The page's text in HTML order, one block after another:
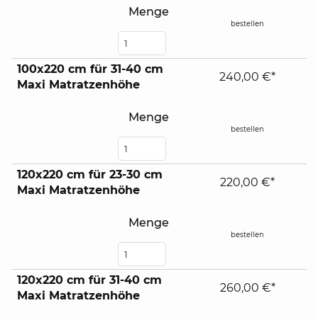
Menge
bestellen
100x220 cm für 31-40 cm
Maxi Matratzenhöhe
Menge
240,00 €*
bestellen
120x220 cm für 23-30 cm
Maxi Matratzenhöhe
Menge
220,00 €*
bestellen
120x220 cm für 31-40 cm
Maxi Matratzenhöhe
260,00 €*